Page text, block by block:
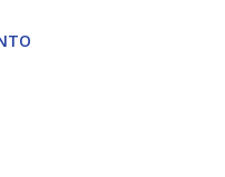
Autore: Heather
Mondadori Anno: 2024